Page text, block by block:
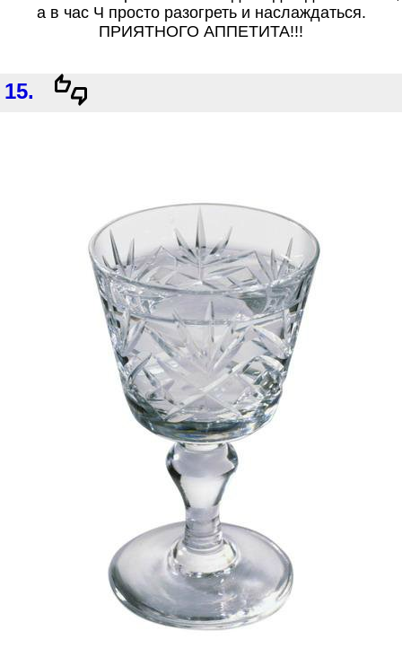
а в час Ч просто разогреть и наслаждаться.
ПРИЯТНОГО АППЕТИТА!!!
15.